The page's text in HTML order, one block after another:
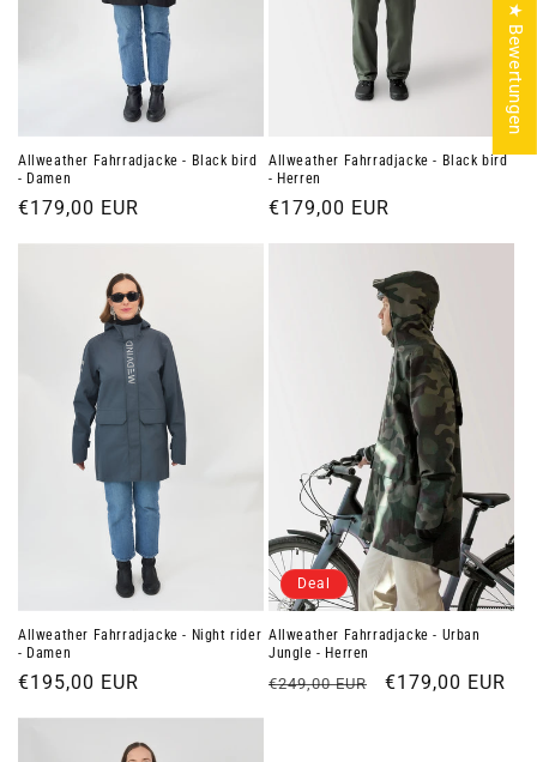
Allweather Fahrradjacke - Black bird
- Damen
Normaler
€179,00 EUR
Allweather Fahrradjacke - Black bird
- Herren
Normaler
€179,00 EUR
Allweather Fahrradjacke - Night rider
- Damen
Normaler
€195,00 EUR
Deal
Allweather Fahrradjacke - Urban
Jungle - Herren
Normaler
€249,00 EUR Verkaufspreis
€179,00 EUR
★ Bewertungen